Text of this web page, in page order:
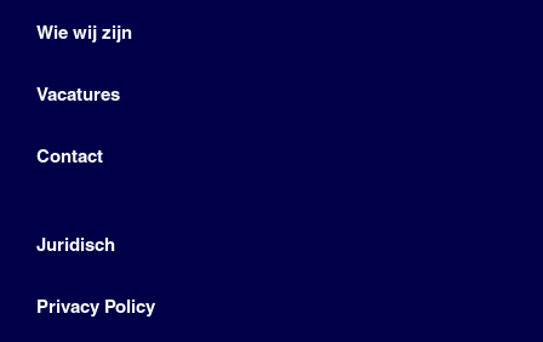
Wie wij zijn
Vacatures
Contact
Juridisch
Privacy Policy